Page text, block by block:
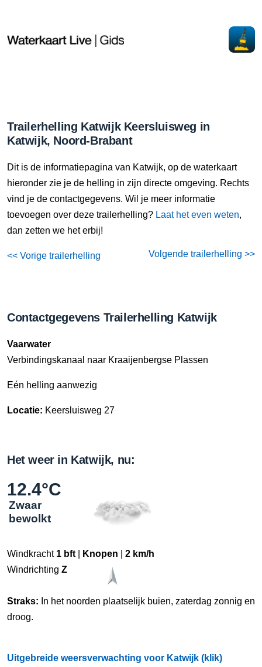
Trailerhelling Katwijk Keersluisweg in
Katwijk, Noord-Brabant
Dit is de informatiepagina van Katwijk, op de waterkaart
hieronder zie je de helling in zijn directe omgeving. Rechts
vind je de contactgegevens. Wil je meer informatie
toevoegen over deze trailerhelling? Laat het even weten,
dan zetten we het erbij!
<< Vorige trailerhelling Volgende trailerhelling >>
Contactgegevens Trailerhelling Katwijk
Vaarwater
Verbindingskanaal naar Kraaijenbergse Plassen
Eén helling aanwezig
Locatie: Keersluisweg 27
Het weer in Katwijk, nu:
12.4°C
Zwaar
bewolkt
Windkracht 1 bft Knopen
2 km/h
Windrichting Z
Straks: In het noorden plaatselijk buien, zaterdag zonnig en
droog.
Uitgebreide weersverwachting voor Katwijk (klik)